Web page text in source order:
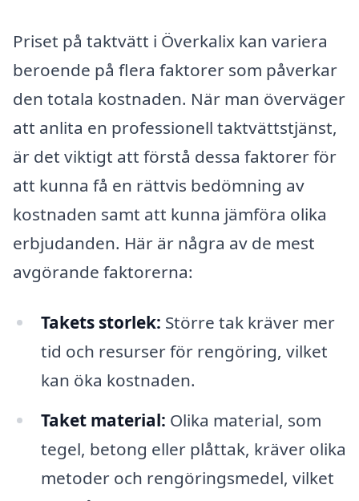
Priset på taktvätt i Överkalix kan variera
beroende på flera faktorer som påverkar
den totala kostnaden. När man överväger
att anlita en professionell taktvättstjänst,
är det viktigt att förstå dessa faktorer för
att kunna få en rättvis bedömning av
kostnaden samt att kunna jämföra olika
erbjudanden. Här är några av de mest
avgörande faktorerna:
Takets storlek: Större tak kräver mer
tid och resurser för rengöring, vilket
kan öka kostnaden.
Taket material: Olika material, som
tegel, betong eller plåttak, kräver olika
metoder och rengöringsmedel, vilket